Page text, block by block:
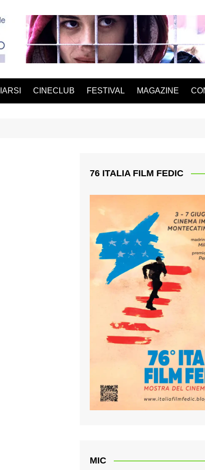
CINECLUB FESTIVAL MAGAZINE
76 ITALIA FILM FEDIC
MIC